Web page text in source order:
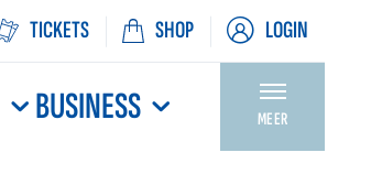
TICKETS SHOP LOGIN
BUSINESS MEER